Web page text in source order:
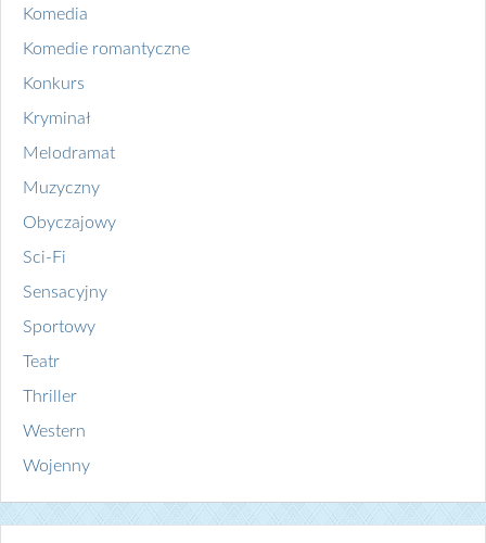
Komedia
Komedie romantyczne
Konkurs
Kryminał
Melodramat
Muzyczny
Obyczajowy
Sci-Fi
Sensacyjny
Sportowy
Teatr
Thriller
Western
Wojenny